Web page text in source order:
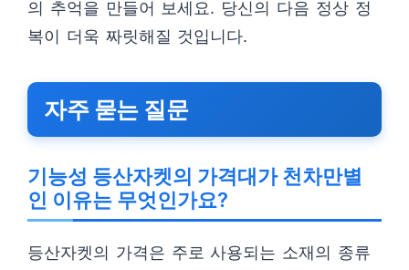
의 추억을 만들어 보세요. 당신의 다음 정상 정
복이 더욱 짜릿해질 것입니다.
자주 묻는 질문
기능성 등산자켓의 가격대가 천차만별
인 이유는 무엇인가요?
등산자켓의 가격은 주로 사용되는 소재의 종류